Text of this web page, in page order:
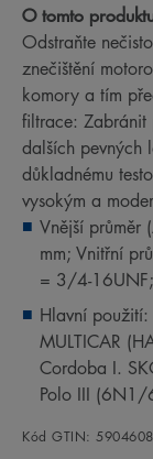
O tomto
Odstraňte
znečištění
komory a tím
filtrace:
dalších pevných
důkladnému
vysokým a
Vnější průměr
mm; Vnitřní
= 3/4-
Hlavní použití:
MULTICAR
Cordoba I.
Polo III
Kód GTIN: